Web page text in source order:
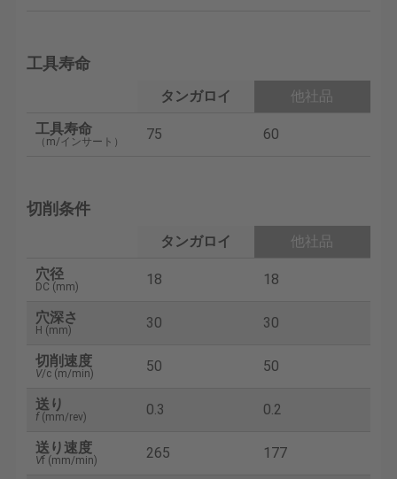
工具寿命
タンガロイ
他社品
工具寿命
（m/インサート） 75 60
切削条件
タンガロイ
他社品
穴径
DC (mm) 18 18
穴深さ
H (mm) 30 30
切削速度
V/c (m/min) 50 50
送り
f(mm/rev) 0.3 0.2
送り速度
Vf (mm/min) 265 177